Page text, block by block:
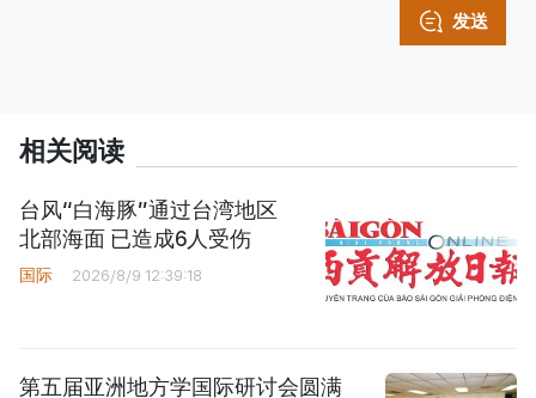
发送
相关阅读
台风“白海豚”通过台湾地区
北部海面 已造成6人受伤
国际 2026/8/9 12:39:18
第五届亚洲地方学国际研讨会圆满